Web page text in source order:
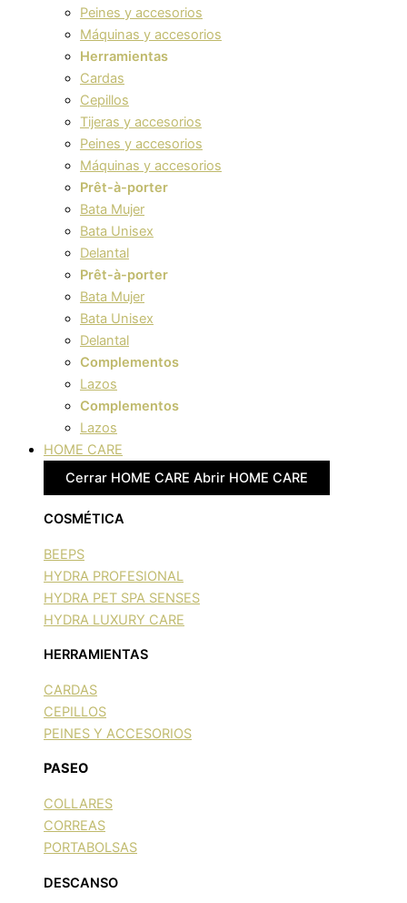
Peines y accesorios
Máquinas y accesorios
Herramientas
Cardas
Cepillos
Tijeras y accesorios
Peines y accesorios
Máquinas y accesorios
Prêt-à-porter
Bata Mujer
Bata Unisex
Delantal
Prêt-à-porter
Bata Mujer
Bata Unisex
Delantal
Complementos
Lazos
Complementos
Lazos
HOME CARE
Cerrar HOME CARE Abrir HOME CARE
COSMÉTICA
BEEPS
HYDRA PROFESIONAL
HYDRA PET SPA SENSES
HYDRA LUXURY CARE
HERRAMIENTAS
CARDAS
CEPILLOS
PEINES Y ACCESORIOS
PASEO
COLLARES
CORREAS
PORTABOLSAS
DESCANSO